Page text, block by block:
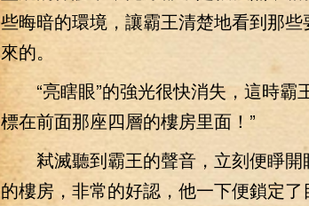
些晦暗的環境，讓霸王清楚地看到那
來的。
“亮瞎眼”的強光很快消失，這時霸
標在前面那座四層的樓房里面！”
弒滅聽到霸王的聲音，立刻便睜開
的樓房，非常的好認，他一下便鎖定